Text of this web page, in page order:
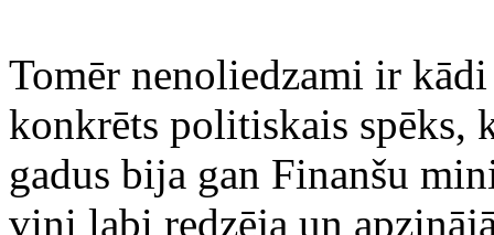
Tomēr nenoliedzami ir
konkrēts politiskais spēks,
gadus bija gan Finanšu
viņi labi redzēja un